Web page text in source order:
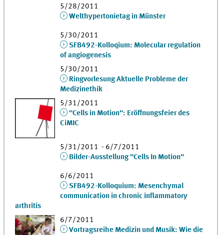
5/28/2011
Welthypertonietag in Münster
5/30/2011
SFB492-Kolloqium: Molecular regulation
of angiogenesis
5/30/2011
Ringvorlesung Aktuelle Probleme der
Medizinethik
5/31/2011
"Cells in Motion": Eröffnungsfeier des
CiMIC
5/31/2011 - 6/7/2011
Bilder-Ausstellung "Cells In Motion"
6/6/2011
SFB492-Kolloquium: Mesenchymal
communication in chronic inflammatory
arthritis
6/7/2011
Vortragsreihe Medizin und Musik: Wie die